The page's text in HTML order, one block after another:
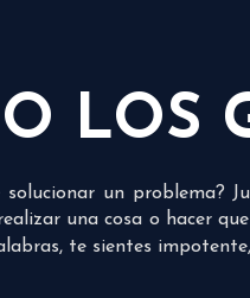
LOS
un problema?
una cosa o hacer
te sientes